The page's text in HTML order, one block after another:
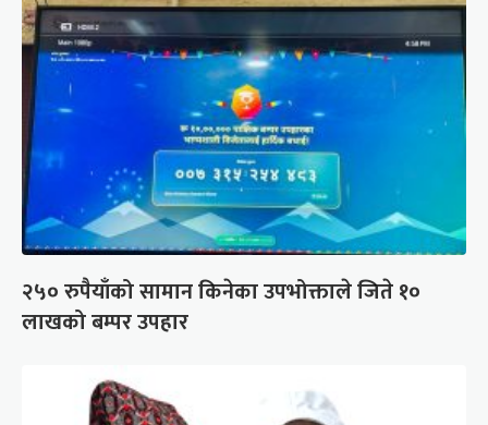
२५० रुपैयाँको सामान किनेका उपभोक्ताले जिते १०
लाखको बम्पर उपहार